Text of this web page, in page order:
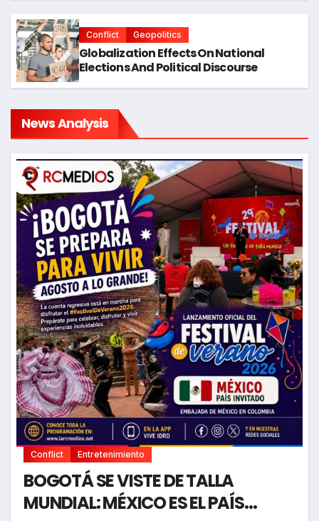
Conflict Geopolitics
Globalization Effects On National
Elections And Political Discourse
News Analysis
Conflict Entretenimiento
BOGOTÁ SE VISTE DE TALLA
MUNDIAL: MÉXICO ES EL PAÍS